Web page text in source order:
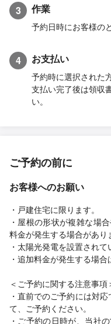
3 作業
予約日時にお客様の
4 お支払い
予約時に選択された
支払い完了後は領収
い。
ご予約の前に
お客様へのお願い
・戸建住宅に限ります。
・屋根の形状が複雑な場
料金が発生する場合があり
・太陽光発電を設置され
・追加料金が発生する場合
＜ご予約に関する注意事項
・直前でのご予約には対
て、ご予約ください。
・ご予約の日時が、当社